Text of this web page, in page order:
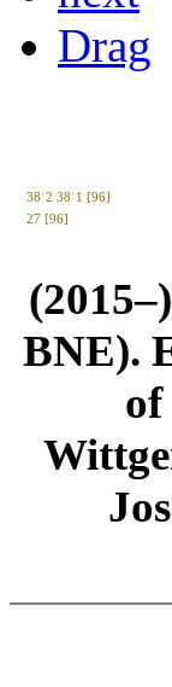
Drag
38˙2 38˙1 [96]
27 [96]
BNE).
of